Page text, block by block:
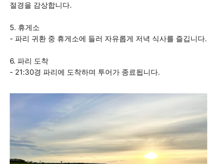
절경을 감상합니다.
5. 휴게소
- 파리 귀환 중 휴게소에 들러 자유롭게 저녁 식사를 즐깁니다.
6. 파리 도착
- 21:30경 파리에 도착하며 투어가 종료됩니다.